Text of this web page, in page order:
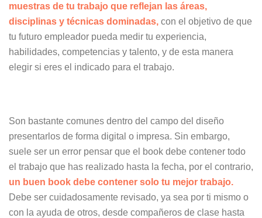
muestras de tu trabajo que reflejan las áreas,
disciplinas y técnicas dominadas, con el objetivo de que
tu futuro empleador pueda medir tu experiencia,
habilidades, competencias y talento, y de esta manera
elegir si eres el indicado para el trabajo.
Son bastante comunes dentro del campo del diseño
presentarlos de forma digital o impresa. Sin embargo,
suele ser un error pensar que el book debe contener todo
el trabajo que has realizado hasta la fecha, por el contrario,
un buen book debe contener solo tu mejor trabajo.
Debe ser cuidadosamente revisado, ya sea por ti mismo o
con la ayuda de otros, desde compañeros de clase hasta